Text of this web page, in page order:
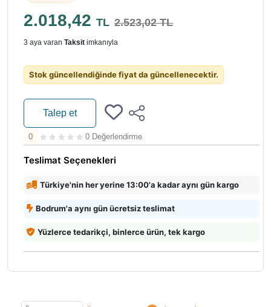
2.018,42 TL 2.523,02 TL
3 aya varan Taksit imkanıyla
Stok güncellendiğinde fiyat da güncellenecektir.
Talep et
0 0 Değerlendirme
Teslimat Seçenekleri
Türkiye'nin her yerine 13:00'a kadar aynı gün kargo
Bodrum'a aynı gün ücretsiz teslimat
Yüzlerce tedarikçi, binlerce ürün, tek kargo